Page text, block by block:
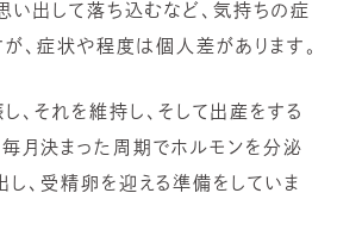
い出して落ち込むなど、気持ちの症
、症状や程度は個人差があります。
、それを維持し、そして出産をする
月決まった周期でホルモンを分泌
し、受精卵を迎える準備をしていま